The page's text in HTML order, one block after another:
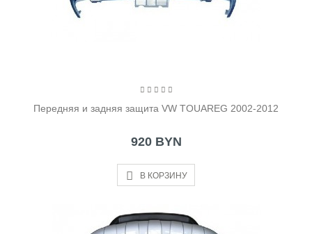
Передняя и задняя защита VW TOUAREG 2002-2012
920 BYN
В КОРЗИНУ